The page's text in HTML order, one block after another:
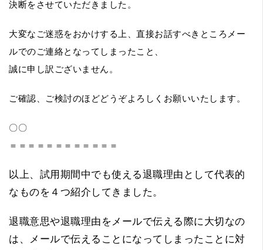
決断をさせていただきました。
大変なご迷惑をおかけする上、直接お話すべきところメー
ルでのご連絡となってしまったこと、
誠に申し訳ございません。
ご確認、ご検討のほどどうぞよろしくお願いいたします。
〇〇
＝＝＝＝＝＝＝＝＝＝＝＝
以上、試用期間中でも使える退職理由として代表的
なものを４つ紹介してきました。
退職意思や退職理由をメールで伝える際に大切なの
は、メールで伝えることになってしまったことに対